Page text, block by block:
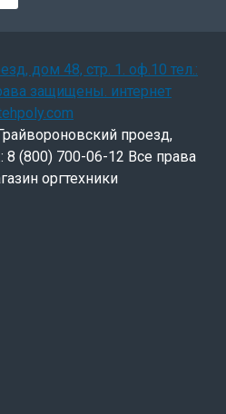
проезд,
8 (800) 700-06-12 Все права
оргтехники